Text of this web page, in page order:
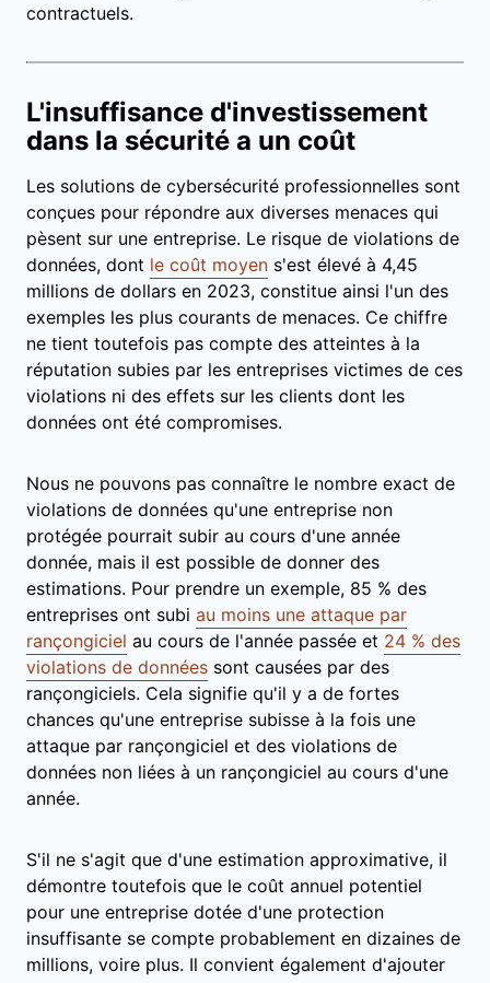
contractuels.
L'insuffisance d'investissement
dans la sécurité a un coût
Les solutions de cybersécurité professionnelles sont
conçues pour répondre aux diverses menaces qui
pèsent sur une entreprise. Le risque de violations de
données, dont le coût moyen s'est élevé à 4,45
millions de dollars en 2023, constitue ainsi l'un des
exemples les plus courants de menaces. Ce chiffre
ne tient toutefois pas compte des atteintes à la
réputation subies par les entreprises victimes de ces
violations ni des effets sur les clients dont les
données ont été compromises.
Nous ne pouvons pas connaître le nombre exact de
violations de données qu'une entreprise non
protégée pourrait subir au cours d'une année
donnée, mais il est possible de donner des
estimations. Pour prendre un exemple, 85 % des
entreprises ont subi au moins une attaque par
rançongiciel au cours de l'année passée et 24 % des
violations de données sont causées par des
rançongiciels. Cela signifie qu'il y a de fortes
chances qu'une entreprise subisse à la fois une
attaque par rançongiciel et des violations de
données non liées à un rançongiciel au cours d'une
année.
S'il ne s'agit que d'une estimation approximative, il
démontre toutefois que le coût annuel potentiel
pour une entreprise dotée d'une protection
insuffisante se compte probablement en dizaines de
millions, voire plus. Il convient également d'ajouter